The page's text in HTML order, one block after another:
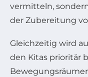
vermitteln,
der Zubereitung
Gleichzeitig wird
den Kitas prioritär